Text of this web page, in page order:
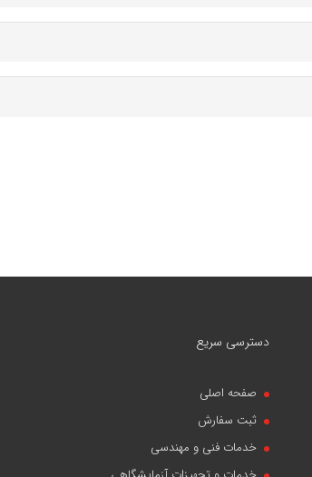
دسترسی سریع
صفحه اصلی
ثبت سفارش
خدمات فنی و مهندسی